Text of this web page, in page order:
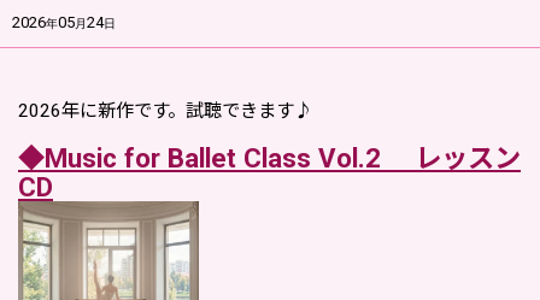
2026年05月24日
2026年に新作です。試聴できます♪
◆Music for Ballet Class Vol.2 レッスン
CD